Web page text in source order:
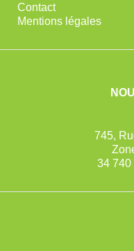
Contact
Mentions légales
745,
34